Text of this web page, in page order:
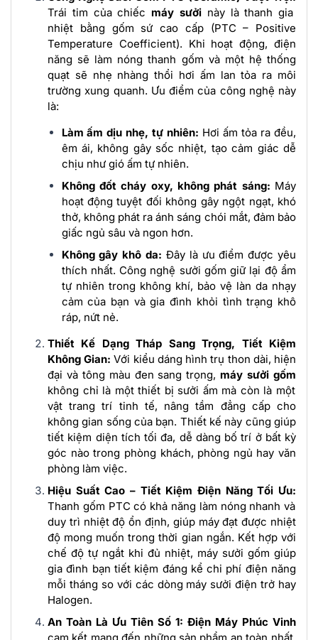
Trái tim của chiếc máy sưởi này là thanh gia
nhiệt bằng gốm sứ cao cấp (PTC – Positive
Temperature Coefficient). Khi hoạt động, điện
năng sẽ làm nóng thanh gốm và một hệ thống
quạt sẽ nhẹ nhàng thổi hơi ấm lan tỏa ra môi
trường xung quanh. Ưu điểm của công nghệ này
là:
Làm ấm dịu nhẹ, tự nhiên: Hơi ấm tỏa ra đều,
êm ái, không gây sốc nhiệt, tạo cảm giác dễ
chịu như gió ấm tự nhiên.
Không đốt cháy oxy, không phát sáng: Máy
hoạt động tuyệt đối không gây ngột ngạt, khó
thở, không phát ra ánh sáng chói mắt, đảm bảo
giấc ngủ sâu và ngon hơn.
Không gây khô da: Đây là ưu điểm được yêu
thích nhất. Công nghệ sưởi gốm giữ lại độ ẩm
tự nhiên trong không khí, bảo vệ làn da nhạy
cảm của bạn và gia đình khỏi tình trạng khô
ráp, nứt nẻ.
Thiết Kế Dạng Tháp Sang Trọng, Tiết Kiệm
Không Gian: Với kiểu dáng hình trụ thon dài, hiện
đại và tông màu đen sang trọng, máy sưởi gốm
không chỉ là một thiết bị sưởi ấm mà còn là một
vật trang trí tinh tế, nâng tầm đẳng cấp cho
không gian sống của bạn. Thiết kế này cũng giúp
tiết kiệm diện tích tối đa, dễ dàng bố trí ở bất kỳ
góc nào trong phòng khách, phòng ngủ hay văn
phòng làm việc.
Hiệu Suất Cao – Tiết Kiệm Điện Năng Tối Ưu:
Thanh gốm PTC có khả năng làm nóng nhanh và
duy trì nhiệt độ ổn định, giúp máy đạt được nhiệt
độ mong muốn trong thời gian ngắn. Kết hợp với
chế độ tự ngắt khi đủ nhiệt, máy sưởi gốm giúp
gia đình bạn tiết kiệm đáng kể chi phí điện năng
mỗi tháng so với các dòng máy sưởi điện trở hay
Halogen.
An Toàn Là Ưu Tiên Số 1: Điện Máy Phúc Vinh